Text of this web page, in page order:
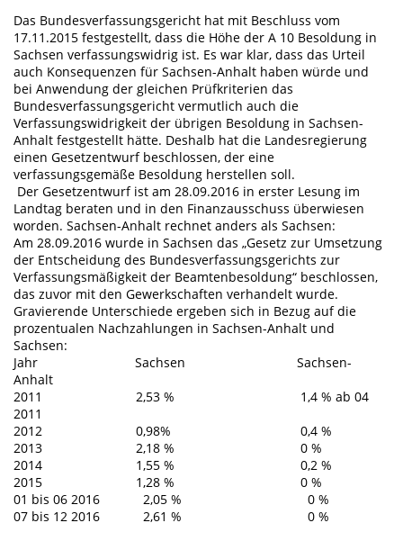
Das Bundesverfassungsgericht hat mit Beschluss vom
17.11.2015 festgestellt, dass die Höhe der A 10 Besoldung in
Sachsen verfassungswidrig ist. Es war klar, dass das Urteil
auch Konsequenzen für Sachsen-Anhalt haben würde und
bei Anwendung der gleichen Prüfkriterien das
Bundesverfassungsgericht vermutlich auch die
Verfassungswidrigkeit der übrigen Besoldung in Sachsen-
Anhalt festgestellt hätte. Deshalb hat die Landesregierung
einen Gesetzentwurf beschlossen, der eine
verfassungsgemäße Besoldung herstellen soll.
Der Gesetzentwurf ist am 28.09.2016 in erster Lesung im
Landtag beraten und in den Finanzausschuss überwiesen
worden. Sachsen-Anhalt rechnet anders als Sachsen:
Am 28.09.2016 wurde in Sachsen das „Gesetz zur Umsetzung
der Entscheidung des Bundesverfassungsgerichts zur
Verfassungsmäßigkeit der Beamtenbesoldung“ beschlossen,
das zuvor mit den Gewerkschaften verhandelt wurde.
Gravierende Unterschiede ergeben sich in Bezug auf die
prozentualen Nachzahlungen in Sachsen-Anhalt und
Sachsen:
Jahr Sachsen Sachsen-
Anhalt
2011 2,53 % 1,4 % ab 04
2011
2012 0,98% 0,4 %
2013 2,18 % 0 %
2014 1,55 % 0,2 %
2015 1,28 % 0 %
01 bis 06 2016 2,05 % 0 %
07 bis 12 2016 2,61 % 0 %